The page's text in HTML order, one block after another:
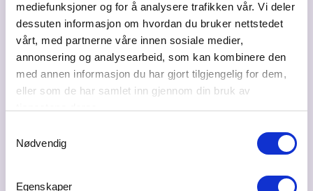
mediefunksjoner og for å analysere trafikken vår. Vi deler
dessuten informasjon om hvordan du bruker nettstedet
vårt, med partnerne våre innen sosiale medier,
annonsering og analysearbeid, som kan kombinere den
med annen informasjon du har gjort tilgjengelig for dem,
eller som de har samlet inn gjennom din bruk av
Nødvendig
Egenskaper
vakre Årnes sentrum. Matfestivalen Brød &
Cirkus blåses igang med et...
23
september
08:30 - 17:00
Form nye relasjoner på Hadeland
Sted: Hadeland Glassverk, Jevnaker
holdeplass kommer) sørger for at vi kommer